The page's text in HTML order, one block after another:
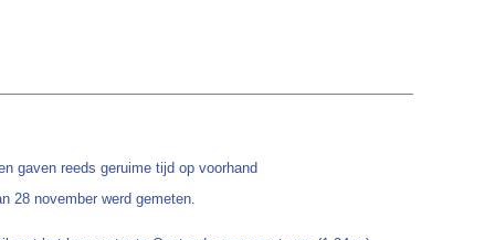
gaven reeds geruime tijd op voorhand
28 november werd gemeten.